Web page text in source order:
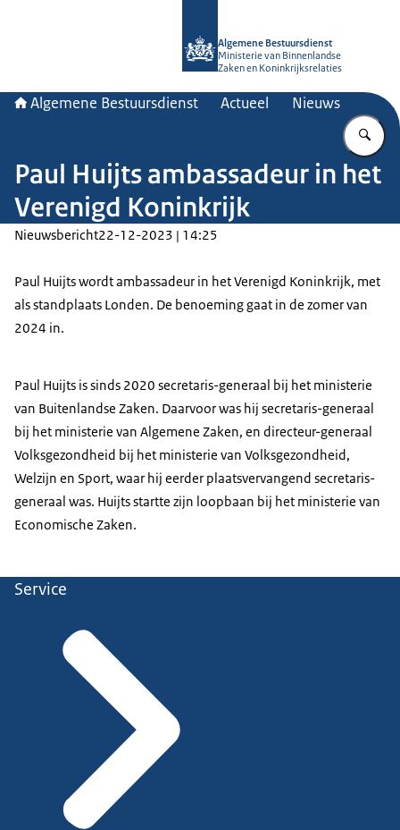
Algemene Bestuursdienst
Ministerie van Binnenlandse
Zaken en Koninkrijksrelaties
Algemene Bestuursdienst Actueel Nieuws
Paul Huijts ambassadeur in het
Verenigd Koninkrijk
Nieuwsbericht22-12-2023 | 14:25
Paul Huijts wordt ambassadeur in het Verenigd Koninkrijk, met
als standplaats Londen. De benoeming gaat in de zomer van
2024 in.
Paul Huijts is sinds 2020 secretaris-generaal bij het ministerie
van Buitenlandse Zaken. Daarvoor was hij secretaris-generaal
bij het ministerie van Algemene Zaken, en directeur-generaal
Volksgezondheid bij het ministerie van Volksgezondheid,
Welzijn en Sport, waar hij eerder plaatsvervangend secretaris-
generaal was. Huijts startte zijn loopbaan bij het ministerie van
Economische Zaken.
Service